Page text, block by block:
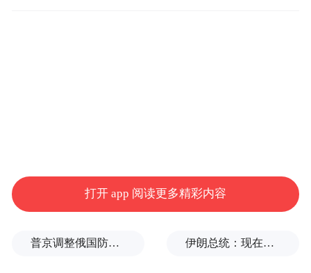
机，并对位于约旦的美军基地实施了导弹打
打开 app 阅读更多精彩内容
普京调整俄国防部高层人事布局，重用实战将领削弱“办公室将军” 伊朗总统：现在与最高领袖的联系非常困难